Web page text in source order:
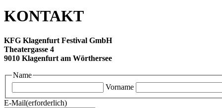
KONTAKT
KFG Klagenfurt Festival GmbH
Theatergasse 4
9010 Klagenfurt am Wörthersee
Name
Vorname
E-Mail(erforderlich)